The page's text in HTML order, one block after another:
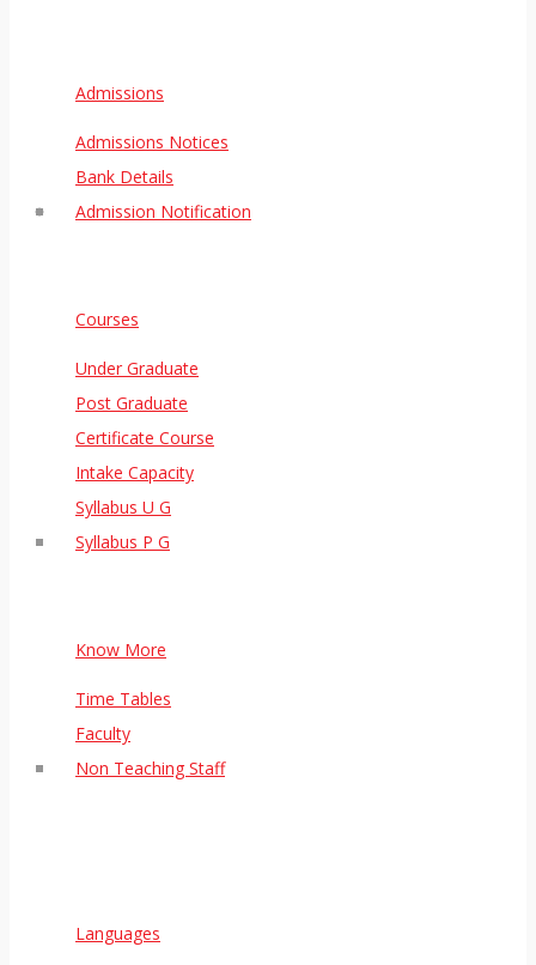
Admissions
Admissions Notices
Bank Details
Admission Notification
Courses
Under Graduate
Post Graduate
Certificate Course
Intake Capacity
Syllabus U G
Syllabus P G
Know More
Time Tables
Faculty
Non Teaching Staff
Languages